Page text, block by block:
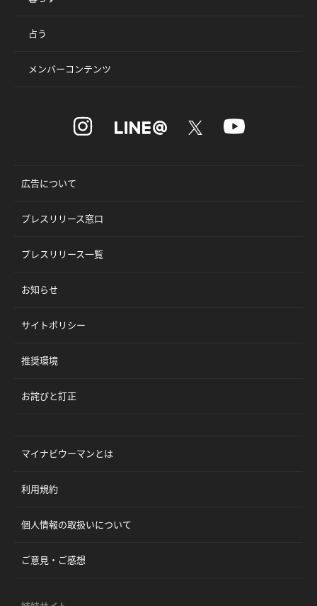
占う
メンバーコンテンツ
広告について
プレスリリース窓口
プレスリリース一覧
お知らせ
サイトポリシー
推奨環境
お詫びと訂正
マイナビウーマンとは
利用規約
個人情報の取扱いについて
ご意見・ご感想